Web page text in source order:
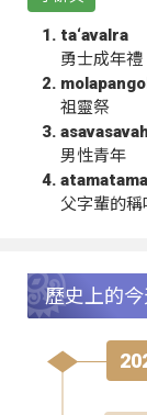
ta‘avalra
勇士成年禮
祖靈祭
男性青年
atamatama
父字輩的稱
歷史上的今